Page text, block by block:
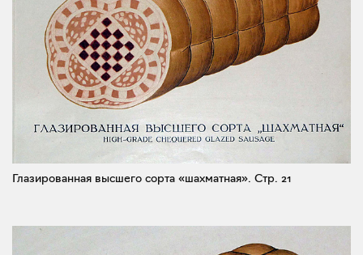
Глазированная высшего сорта «шахматная». Стр. 21